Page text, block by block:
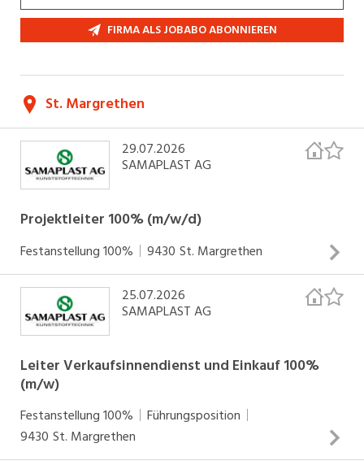
Medizinprodukte & Kunststoff
Spritzgussbetrieb mit eigenem Formenbau.
Wir haben uns spezialisiert auf die Herstellung
von anspruchsvollen Kunststoffteilen, die wir
auch unter Reinraumbedingungen fertigen
können.
FIRMA ALS JOBABO ABONNIEREN
St. Margrethen
29.07.2026
SAMAPLAST AG
Projektleiter 100% (m/w/d)
Festanstellung100% 9430 St. Margrethen
Ihre Hauptaufgaben: Verantwortlich für die erfolgreiche
Umsetzung von Kundenprojekten vom Erstkontakt mit
dem Kunden bis hin zur Serienreife als zentrale
Schnittstelle zwischen Kunden, Lieferanten und
interdisziplinären Teams Erstellung von Offerten sowie
Projektkalkulationen und Nachkalkulationen Planung und
Durchführung von Qualifizierungen und Validierungen im
Spritzguss Durchführung von Messeauftritten
INSERAT ANSEHEN
25.07.2026
SAMAPLAST AG
Leiter Verkaufsinnendienst und Einkauf 100%
(m/w)
Festanstellung100%
Führungsposition
9430 St. Margrethen